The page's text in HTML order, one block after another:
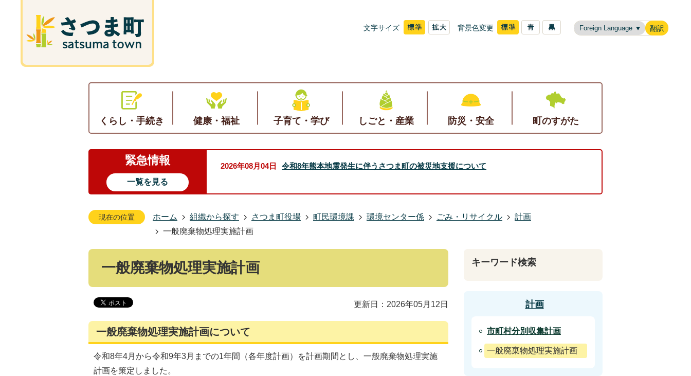
文字サイズ 背景色変更 翻訳
くらし・手続き 健康・福祉 子育て・学び しごと・産業 防災・安全 町のすがた
緊急情報
一覧を見る
2026年08月04日 令和8年熊本地震発生に伴うさつま町の被災地支援について
現在の位置 ホーム 組織から探す さつま町役場 町民環境課 環境センター係 ごみ・リサイクル
計画
一般廃棄物処理実施計画
一般廃棄物処理実施計画
更新日：2026年05月12日
一般廃棄物処理実施計画について
令和8年4月から令和9年3月までの1年間（各年度計画）を計画期間とし、一般廃棄物処理実施
計画を策定しました。
キーワード検索
計画
市町村分別収集計画
一般廃棄物処理実施計画